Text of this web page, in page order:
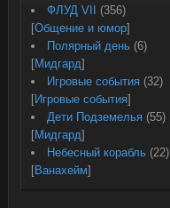
ФЛУД VII
(356)
[Общение и юмор]
Полярный день (6)
[Мидгард]
Игровые события (32)
[Игровые события]
Дети Подземелья (55)
[Мидгард]
Небесный корабль (22)
[Ванахейм]